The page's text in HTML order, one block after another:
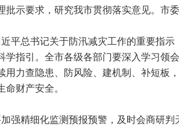
批示要求，研究我市贯彻落实意见。市
平总书记关于防汛减灾工作的重要指
学指引。全市各级各部门要深入学习领
用力查隐患、防风险、建机制、补短板
命财产安全。
强精细化监测预报预警，及时会商研